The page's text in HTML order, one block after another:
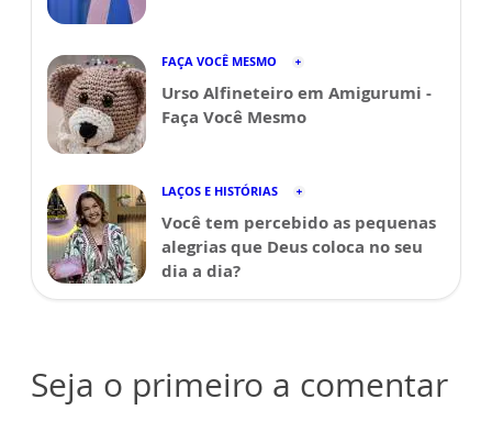
FAÇA VOCÊ MESMO
Urso Alfineteiro em Amigurumi -
Faça Você Mesmo
LAÇOS E HISTÓRIAS
Você tem percebido as pequenas
alegrias que Deus coloca no seu
dia a dia?
Seja o primeiro a comentar